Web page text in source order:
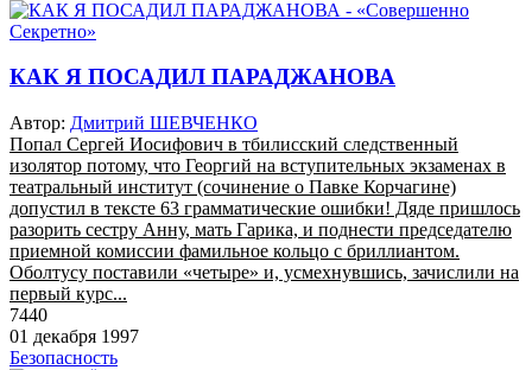
КАК Я ПОСАДИЛ ПАРАДЖАНОВА
Автор: Дмитрий ШЕВЧЕНКО
Попал Сергей Иосифович в тбилисский следственный
изолятор потому, что Георгий на вступительных экзаменах в
театральный институт (сочинение о Павке Корчагине)
допустил в тексте 63 грамматические ошибки! Дяде пришлось
разорить сестру Анну, мать Гарика, и поднести председателю
приемной комиссии фамильное кольцо с бриллиантом.
Оболтусу поставили «четыре» и, усмехнувшись, зачислили на
первый курс...
7440
01 декабря 1997
Безопасность